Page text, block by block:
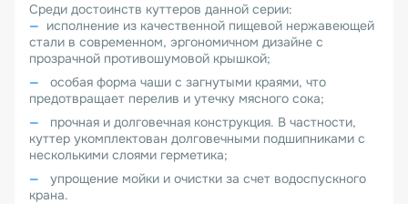
Среди достоинств куттеров данной серии:
исполнение из качественной пищевой нержавеющей
стали в современном, эргономичном дизайне с
прозрачной противошумовой крышкой;
особая форма чаши с загнутыми краями, что
предотвращает перелив и утечку мясного сока;
прочная и долговечная конструкция. В частности,
куттер укомплектован долговечными подшипниками с
несколькими слоями герметика;
упрощение мойки и очистки за счет водоспускного
крана.